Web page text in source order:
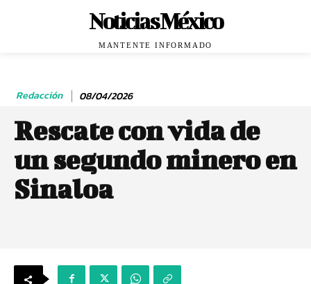
Noticias México
MANTENTE INFORMADO
Redacción 08/04/2026
Rescate con vida de
un segundo minero en
Sinaloa